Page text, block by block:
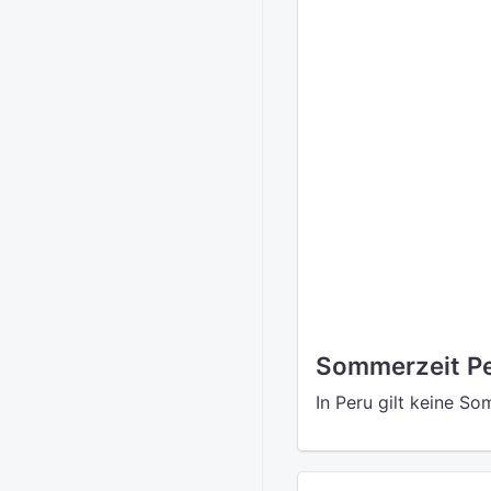
Sommerzeit
In Peru gilt keine